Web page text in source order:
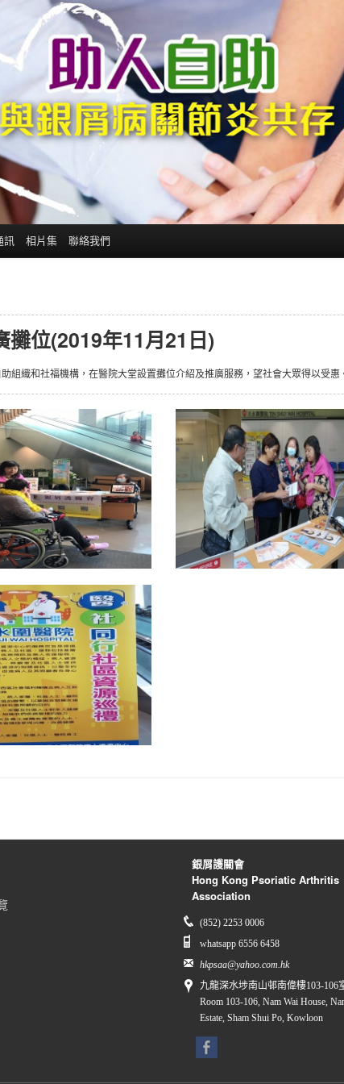
訊 相片集 聯絡我們
攤位(2019年11月21日)
組織和社福機構，在醫院大堂設置攤位介紹及推廣服務，望社會大眾得以受惠
銀屑護關會
Hong Kong Psoriatic Arthritis
Association
(852) 2253 0006
whatsapp 6556 6458
hkpsaa@yahoo.com.hk
九龍深水埗南山邨南偉樓103-106
Room 103-106, Nam Wai House,
Estate, Sham Shui Po, Kowloon